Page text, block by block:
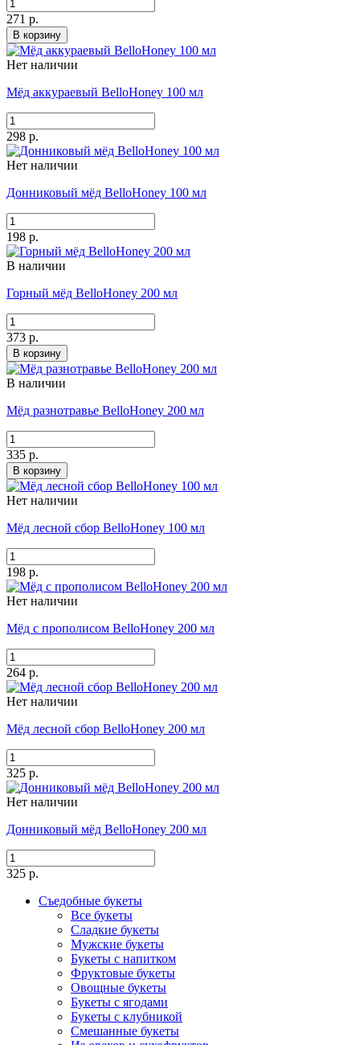
271 р.
В корзину
Нет наличии
Мёд аккураевый BelloHoney 100 мл
298 р.
Нет наличии
Донниковый мёд BelloHoney 100 мл
198 р.
В наличии
Горный мёд BelloHoney 200 мл
373 р.
В корзину
В наличии
Мёд разнотравье BelloHoney 200 мл
335 р.
В корзину
Нет наличии
Мёд лесной сбор BelloHoney 100 мл
198 р.
Нет наличии
Мёд с прополисом BelloHoney 200 мл
264 р.
Нет наличии
Мёд лесной сбор BelloHoney 200 мл
325 р.
Нет наличии
Донниковый мёд BelloHoney 200 мл
325 р.
Съедобные букеты
Все букеты
Сладкие букеты
Мужские букеты
Букеты с напитком
Фруктовые букеты
Овощные букеты
Букеты с ягодами
Букеты с клубникой
Смешанные букеты